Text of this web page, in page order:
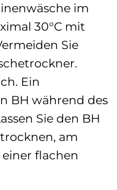
im
30°C mit
Sie
Ein
BH während des
Sie den BH
am
flachen